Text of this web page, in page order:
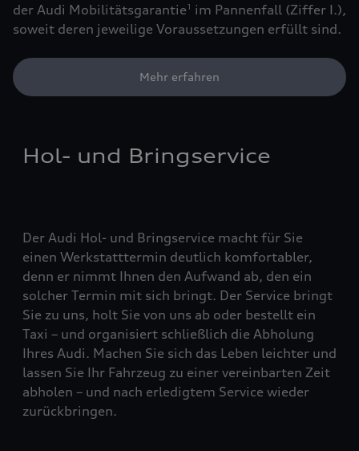
der Audi Mobilitätsgarantie1
im Pannenfall (Ziffer I.),
soweit deren jeweilige Voraussetzungen erfüllt sind.
Mehr erfahren
Hol- und Bringservice
Der Audi Hol- und Bringservice macht für Sie
einen Werkstatttermin deutlich komfortabler,
denn er nimmt Ihnen den Aufwand ab, den ein
solcher Termin mit sich bringt. Der Service bringt
Sie zu uns, holt Sie von uns ab oder bestellt ein
Taxi – und organisiert schließlich die Abholung
Ihres Audi. Machen Sie sich das Leben leichter und
lassen Sie Ihr Fahrzeug zu einer vereinbarten Zeit
abholen – und nach erledigtem Service wieder
zurückbringen.